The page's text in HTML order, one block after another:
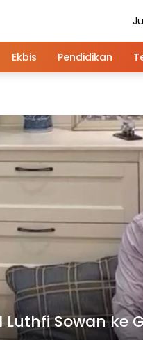
Ekbis Pendidikan
Sowan ke